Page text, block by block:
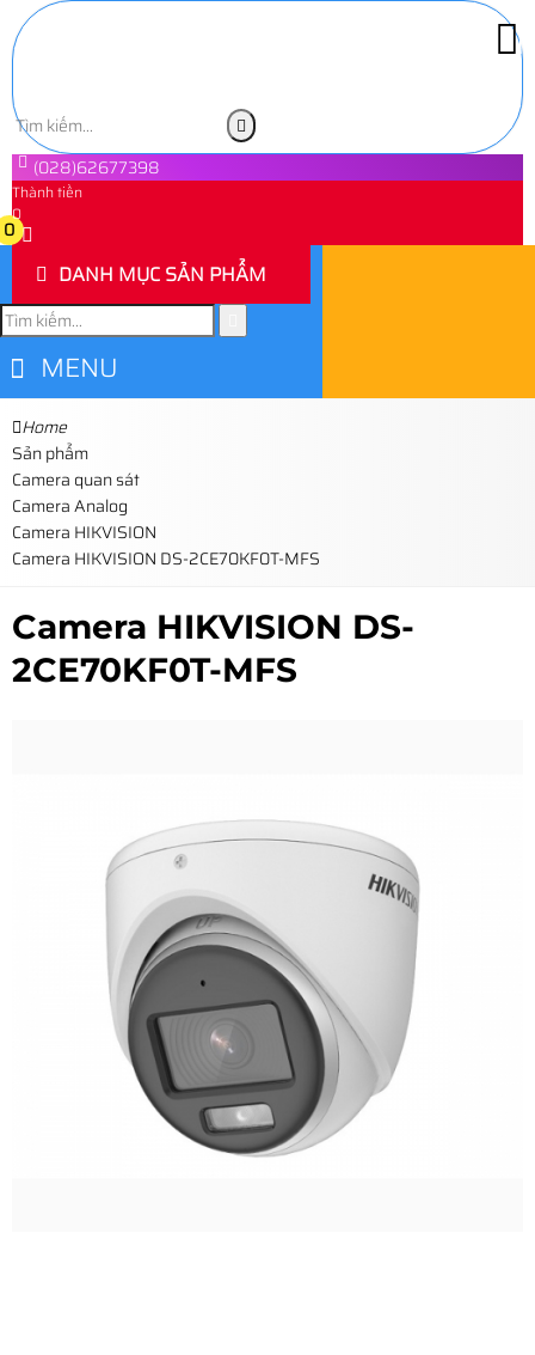
(028)62677398
Thành tiền
0
0
DANH MỤC SẢN PHẨM
MENU
Home
Sản phẩm
Camera quan sát
Camera Analog
Camera HIKVISION
Camera HIKVISION DS-2CE70KF0T-MFS
Camera HIKVISION DS-
2CE70KF0T-MFS